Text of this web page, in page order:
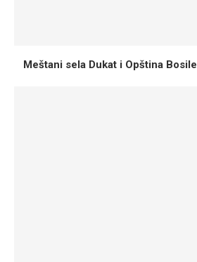
Meštani sela Dukat i Opština